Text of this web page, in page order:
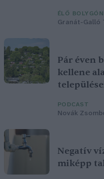
ÉLŐ
Granát-Galló
Pár éven
kellene
PODCAST
Novák
Negatív
miképp